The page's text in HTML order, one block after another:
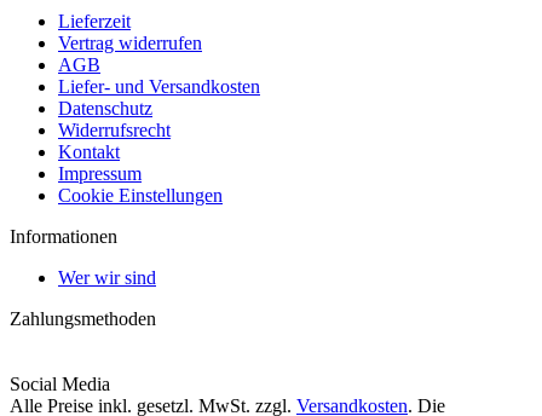
Lieferzeit
Vertrag widerrufen
AGB
Liefer- und Versandkosten
Datenschutz
Widerrufsrecht
Kontakt
Impressum
Cookie Einstellungen
Informationen
Wer wir sind
Zahlungsmethoden
Social Media
Alle Preise inkl. gesetzl. MwSt. zzgl. Versandkosten. Die